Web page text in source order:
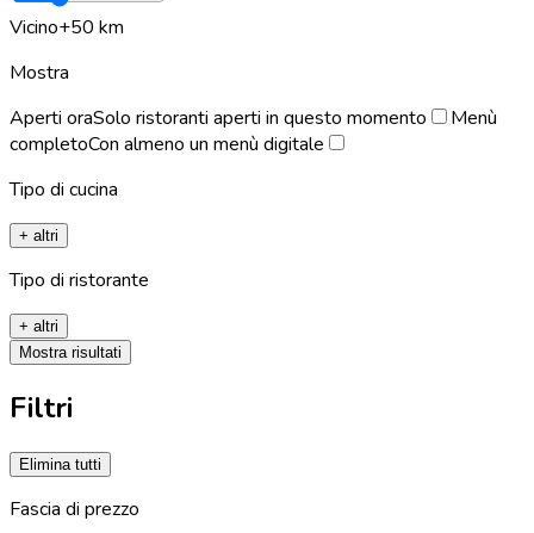
Vicino+50 km
Mostra
Aperti oraSolo ristoranti aperti in questo momento
Menù
completoCon almeno un menù digitale
Tipo di cucina
+ altri
Tipo di ristorante
+ altri
Mostra risultati
Filtri
Elimina tutti
Fascia di prezzo